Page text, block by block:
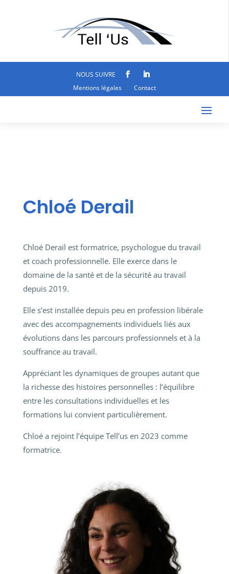
NOUS SUIVRE
Mentions légales
Contact
Chloé Derail
Chloé Derail est formatrice, psychologue du travail
et coach professionnelle. Elle exerce dans le
domaine de la santé et de la sécurité au travail
depuis 2019.
Elle s’est installée depuis peu en profession libérale
avec des accompagnements individuels liés aux
évolutions dans les parcours professionnels et à la
souffrance au travail.
Appréciant les dynamiques de groupes autant que
la richesse des histoires personnelles : l’équilibre
entre les consultations individuelles et les
formations lui convient particulièrement.
Chloé a rejoint l’équipe Tell’us en 2023 comme
formatrice.